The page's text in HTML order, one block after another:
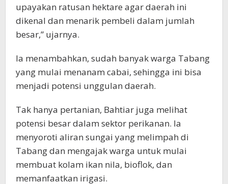
upayakan ratusan hektare agar daerah ini
dikenal dan menarik pembeli dalam jumlah
besar,” ujarnya.
Ia menambahkan, sudah banyak warga Tabang
yang mulai menanam cabai, sehingga ini bisa
menjadi potensi unggulan daerah.
Tak hanya pertanian, Bahtiar juga melihat
potensi besar dalam sektor perikanan. Ia
menyoroti aliran sungai yang melimpah di
Tabang dan mengajak warga untuk mulai
membuat kolam ikan nila, bioflok, dan
memanfaatkan irigasi.